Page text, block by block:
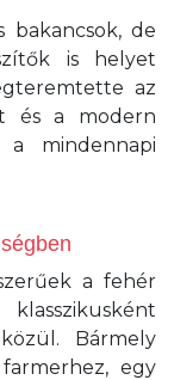
bakancsok, de
is helyet
az
és a modern
mindennapi
a fehér
Bármely
egy